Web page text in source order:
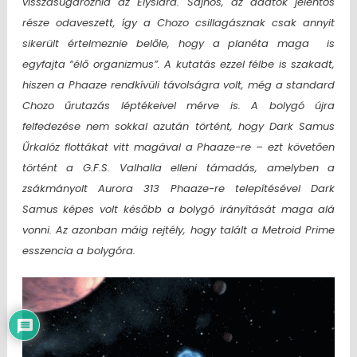
része odaveszett, így a Chozo csillagásznak csak annyit
sikerült értelmeznie belőle, hogy a planéta maga is
egyfajta “élő organizmus”. A kutatás ezzel félbe is szakadt,
hiszen a Phaaze rendkívüli távolságra volt, még a standard
Chozo űrutazás léptékeivel mérve is. A bolygó újra
felfedezése nem sokkal azután történt, hogy Dark Samus
Űrkalóz flottákat vitt magával a Phaaze-re – ezt követően
történt a G.F.S. Valhalla elleni támadás, amelyben a
zsákmányolt Aurora 313 Phaaze-re telepítésével Dark
Samus képes volt később a bolygó irányítását maga alá
vonni. Az azonban máig rejtély, hogy talált a Metroid Prime
esszencia a bolygóra.